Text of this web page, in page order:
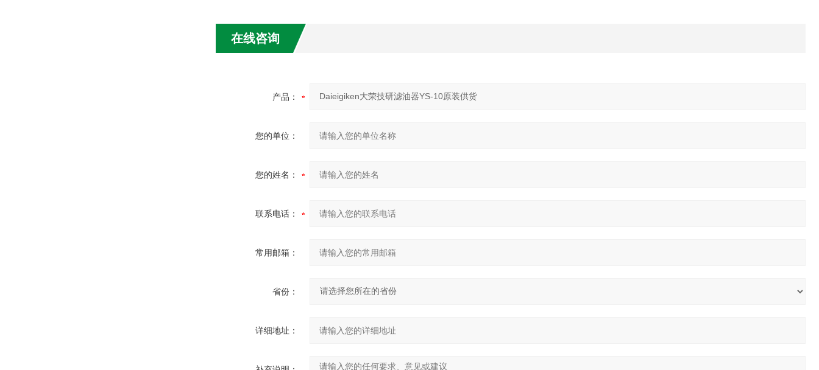
在线咨询
产品：
您的单位：
您的姓名：
联系电话：
常用邮箱：
省份：
详细地址：